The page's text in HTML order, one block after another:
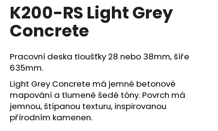
produktu
je
0,0
z
hvězdiček.
K200-RS Light Grey
Concrete
Pracovní deska tloušťky 28 nebo 38mm, šíře
635mm.
Light Grey Concrete má jemné betonové
mapování a tlumené šedé tóny. Povrch má
jemnou, štípanou texturu, inspirovanou
přírodním kamenen.
D
o
o
r
u
č
u
j
e